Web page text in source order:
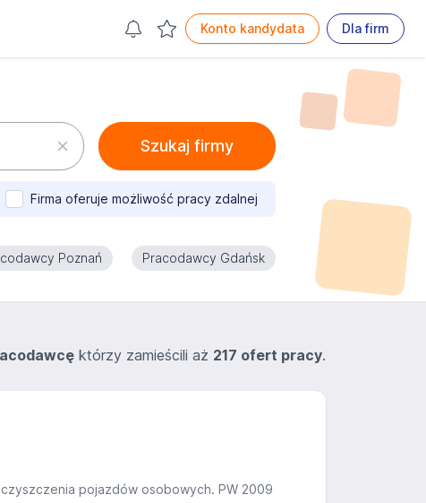
Konto kandydata Dla firm
Szukaj firmy
Firma oferuje możliwość pracy zdalnej
Poznań Pracodawcy Gdańsk
którzy zamieścili aż 217 ofert pracy.
pojazdów osobowych. PW 2009